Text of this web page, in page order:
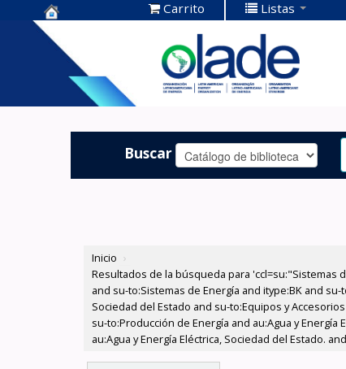
Centro de
Documentación
OLADE -
Carrito Listas
Buscar
Inicio ›
Resultados de la búsqueda para 'ccl=su:"Sistemas
and su-to:Sistemas de Energía and itype:BK and
Sociedad del Estado and su-to:Equipos y
su-to:Producción de Energía and au:Agua y Energía
au:Agua y Energía Eléctrica, Sociedad del Estado.